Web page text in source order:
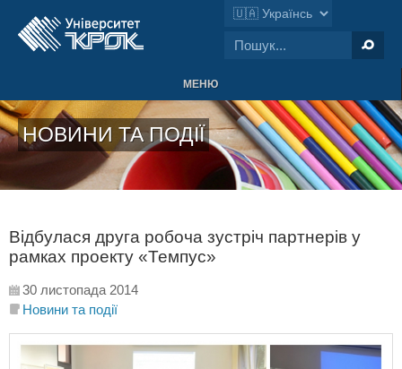
МЕНЮ
НОВИНИ ТА ПОДІЇ
Відбулася друга робоча зустріч партнерів у
рамках проекту «Темпус»
30 листопада 2014
Новини та події